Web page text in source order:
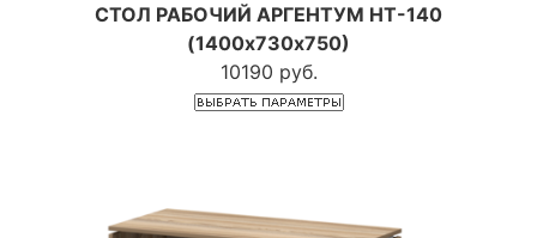
СТОЛ РАБОЧИЙ АРГЕНТУМ НТ-140
(1400х730х750)
10190 руб.